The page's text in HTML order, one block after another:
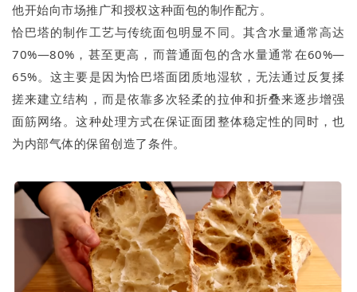
他开始向市场推广和授权这种面包的制作配方。
恰巴塔的制作工艺与传统面包明显不同。其含水量通常高达
70%—80%，甚至更高，而普通面包的含水量通常在60%—
65%。这主要是因为恰巴塔面团质地湿软，无法通过反复揉
搓来建立结构，而是依靠多次轻柔的拉伸和折叠来逐步增强
面筋网络。这种处理方式在保证面团整体稳定性的同时，也
为内部气体的保留创造了条件。